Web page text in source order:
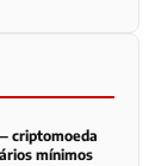
criptomoeda
mínimos